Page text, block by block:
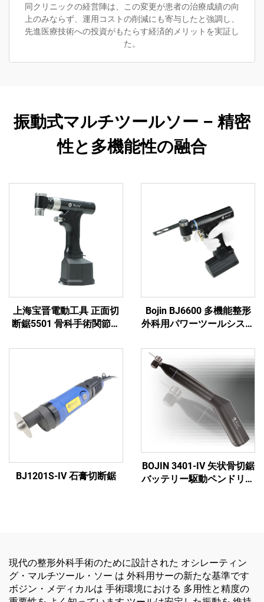
同クリニックの経営陣は、この変更が患者の治療成績の向
上のみならず、運用コストの削減にも寄与したと強調し、
先進医療技術への投資がもたらす経済的メリットを実証し
た。
振動式マルチツールソー – 精密
性と多機能性の融合
上海宝晋電動工具 正面切
断鋸5501 骨科手術関節外
Bojin BJ6600 多機能整形
外科用パワーツールシステ
ドリル・ソー・ドライバー
（外傷および関節手術用）
BJ1201S-IV 石膏切断鋸
BOJIN 3401-IV 矢状骨切鋸
バッテリー駆動ペンドリル
現代の整形外科手術のために設計された オシレーティン
グ・マルチツール・ソー は 外科用サーの新たな基準です
ボジン・メディカルは 手術環境における 多用性と精度の